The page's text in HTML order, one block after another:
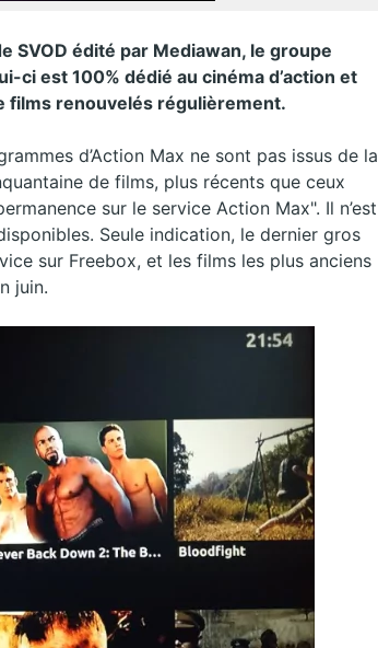
SVOD édité par Mediawan, le groupe
ci est 100% dédié au cinéma d’action et
films renouvelés régulièrement.
d’Action Max ne sont pas issus de la
de films, plus récents que ceux
sur le service Action Max". Il n’est
Seule indication, le dernier gros
sur Freebox, et les films les plus anciens
juin.